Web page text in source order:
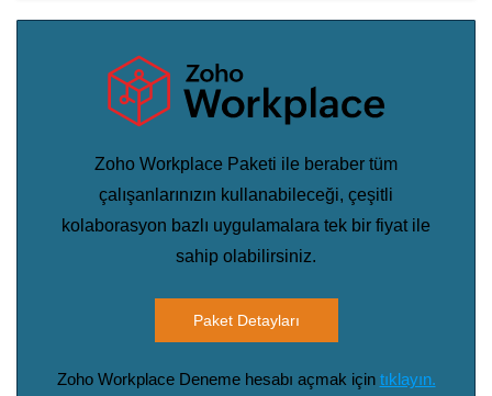
Zoho Workplace Paketi ile beraber tüm
çalışanlarınızın kullanabileceği, çeşitli
kolaborasyon bazlı uygulamalara tek bir fiyat ile
sahip olabilirsiniz.
Paket Detayları
Zoho Workplace Deneme hesabı açmak için tıklayın.